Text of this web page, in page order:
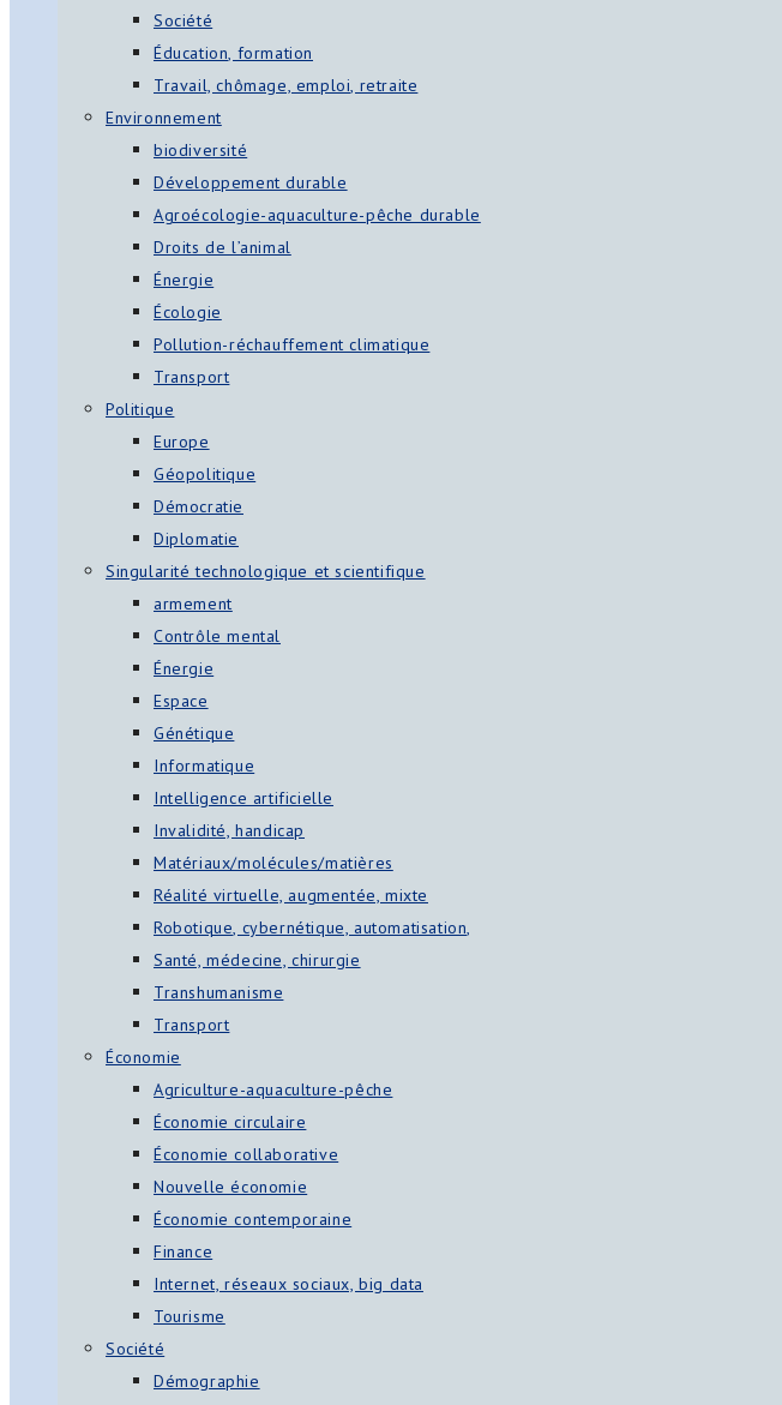
Société
Éducation, formation
Travail, chômage, emploi, retraite
Environnement
biodiversité
Développement durable
Agroécologie-aquaculture-pêche durable
Droits de l’animal
Énergie
Écologie
Pollution-réchauffement climatique
Transport
Politique
Europe
Géopolitique
Démocratie
Diplomatie
Singularité technologique et scientifique
armement
Contrôle mental
Énergie
Espace
Génétique
Informatique
Intelligence artificielle
Invalidité, handicap
Matériaux/molécules/matières
Réalité virtuelle, augmentée, mixte
Robotique, cybernétique, automatisation,
Santé, médecine, chirurgie
Transhumanisme
Transport
Économie
Agriculture-aquaculture-pêche
Économie circulaire
Économie collaborative
Nouvelle économie
Économie contemporaine
Finance
Internet, réseaux sociaux, big data
Tourisme
Société
Démographie